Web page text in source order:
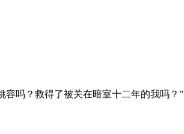
吗？救得了被关在暗室十二年的我吗？”